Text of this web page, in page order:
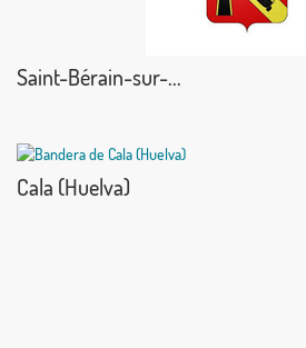
Saint-Bérain-sur-...
Cala (Huelva)